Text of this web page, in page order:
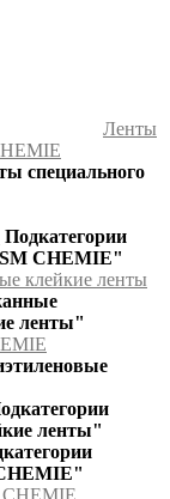
Ленты
специального
Подкатегории
CHEMIE"
клейкие ленты
ленты"
ленты"
CHEMIE